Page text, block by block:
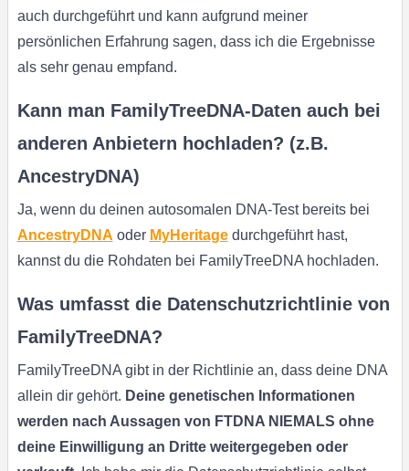
auch durchgeführt und kann aufgrund meiner
persönlichen Erfahrung sagen, dass ich die Ergebnisse
als sehr genau empfand.
Kann man FamilyTreeDNA-Daten auch bei
anderen Anbietern hochladen? (z.B.
AncestryDNA)
Ja, wenn du deinen autosomalen DNA-Test bereits bei
AncestryDNA oder MyHeritagedurchgeführt hast,
kannst du die Rohdaten bei FamilyTreeDNA hochladen.
Was umfasst die Datenschutzrichtlinie von
FamilyTreeDNA?
FamilyTreeDNA gibt in der Richtlinie an, dass deine DNA
allein dir gehört. Deine genetischen Informationen
werden nach Aussagen von FTDNA NIEMALS ohne
deine Einwilligung an Dritte weitergegeben oder